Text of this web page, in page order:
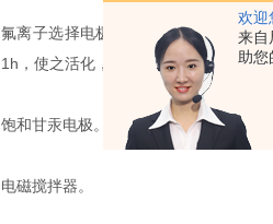
欢迎
来自
助您
氟离子选择电极要求氟含量在10-1～
1h ，使之活化，然后用水清洗至说明书
饱和甘汞电极。
电磁搅拌器。